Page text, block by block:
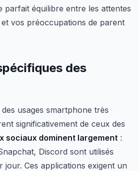
parfait équilibre entre les attentes
vos préoccupations de parent
des
usages smartphone très
significativement de ceux des
sociaux dominent largement :
Discord sont utilisés
jour. Ces applications exigent un